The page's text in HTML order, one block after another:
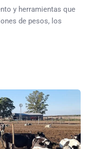
y herramientas que
de pesos, los